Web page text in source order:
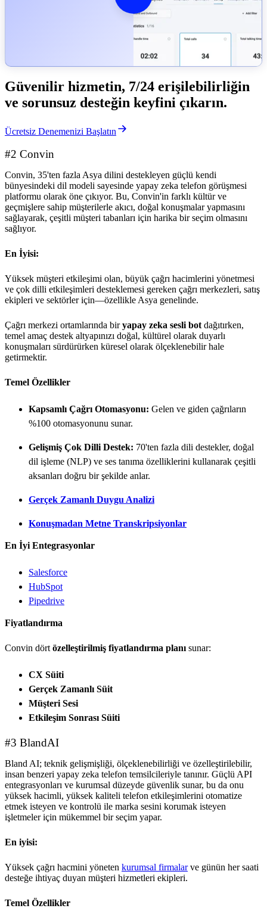
Güvenilir hizmetin, 7/24 erişilebilirliğin
ve sorunsuz desteğin keyfini çıkarın.
Ücretsiz Denemenizi Başlatın
#2 Convin
Convin, 35'ten fazla Asya dilini destekleyen güçlü kendi
bünyesindeki dil modeli sayesinde yapay zeka telefon görüşmesi
platformu olarak öne çıkıyor. Bu, Convin'in farklı kültür ve
geçmişlere sahip müşterilerle akıcı, doğal konuşmalar yapmasını
sağlayarak, çeşitli müşteri tabanları için harika bir seçim olmasını
sağlıyor.
En İyisi:
Yüksek müşteri etkileşimi olan, büyük çağrı hacimlerini yönetmesi
ve çok dilli etkileşimleri desteklemesi gereken çağrı merkezleri, satış
ekipleri ve sektörler için—özellikle Asya genelinde.
Çağrı merkezi ortamlarında biryapay zeka sesli botdağıtırken,
temel amaç destek altyapınızı doğal, kültürel olarak duyarlı
konuşmaları sürdürürken küresel olarak ölçeklenebilir hale
getirmektir.
Temel Özellikler
Kapsamlı Çağrı Otomasyonu: Gelen ve giden çağrıların
%100 otomasyonunu sunar.
Gelişmiş Çok Dilli Destek: 70'ten fazla dili destekler, doğal
dil işleme (NLP) ve ses tanıma özelliklerini kullanarak çeşitli
aksanları doğru bir şekilde anlar.
Gerçek Zamanlı Duygu Analizi
Konuşmadan Metne Transkripsiyonlar
En İyi Entegrasyonlar
Salesforce
HubSpot
Pipedrive
Fiyatlandırma
Convin dörtözelleştirilmiş fiyatlandırma planısunar:
CX Süiti
Gerçek Zamanlı Süit
Müşteri Sesi
Etkileşim Sonrası Süiti
#3 BlandAI
Bland AI; teknik gelişmişliği, ölçeklenebilirliği ve özelleştirilebilir,
insan benzeri yapay zeka telefon temsilcileriyle tanınır. Güçlü API
entegrasyonları ve kurumsal düzeyde güvenlik sunar, bu da onu
yüksek hacimli, yüksek kaliteli telefon etkileşimlerini otomatize
etmek isteyen ve kontrolü ile marka sesini korumak isteyen
işletmeler için mükemmel bir seçim yapar.
En iyisi:
Yüksek çağrı hacmini yöneten kurumsal firmalarve günün her saati
desteğe ihtiyaç duyan müşteri hizmetleri ekipleri.
Temel Özellikler